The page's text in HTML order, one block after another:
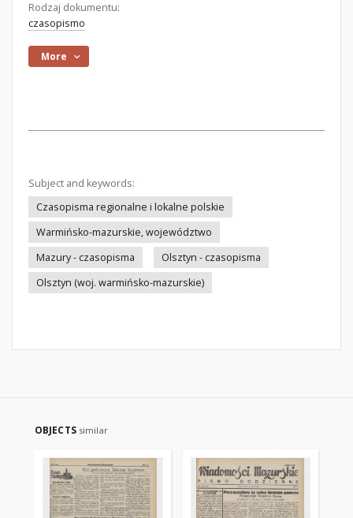
Rodzaj dokumentu:
czasopismo
More
Subject and keywords:
Czasopisma regionalne i lokalne polskie
Warmińsko-mazurskie, województwo
Mazury - czasopisma
Olsztyn - czasopisma
Olsztyn (woj. warmińsko-mazurskie)
OBJECTS similar